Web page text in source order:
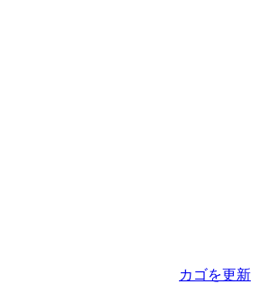
カゴを更新